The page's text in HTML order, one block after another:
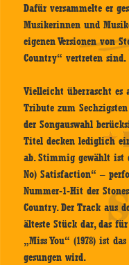
Dafür versammelte er
Musikerinnen und
eigenen Versionen von
Country“ vertreten sind.
Vielleicht überrascht es
Tribute zum
der Songauswahl
Titel decken lediglich
ab. Stimmig gewählt ist
No) Satisfaction“ –
Nummer-1-Hit der
Country. Der Track aus
älteste Stück dar, das
„Miss You“ (1978) ist
gesungen wird.